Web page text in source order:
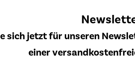
sich jetzt für unseren
einer